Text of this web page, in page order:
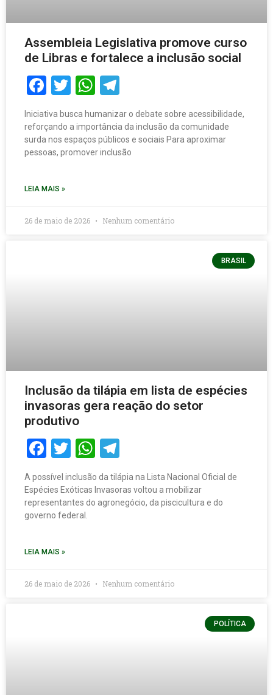
Assembleia Legislativa promove curso
de Libras e fortalece a inclusão social
Facebook
TwitterWhatsApp
Iniciativa busca humanizar o debate sobre acessibilidade,
reforçando a importância da inclusão da comunidade
surda nos espaços públicos e sociais Para aproximar
pessoas, promover inclusão
LEIA MAIS »
26 de maio de 2026 Nenhum comentário
BRASIL
Inclusão da tilápia em lista de espécies
invasoras gera reação do setor
produtivo
Facebook
TwitterWhatsApp
A possível inclusão da tilápia na Lista Nacional Oficial de
Espécies Exóticas Invasoras voltou a mobilizar
representantes do agronegócio, da piscicultura e do
governo federal.
LEIA MAIS »
26 de maio de 2026 Nenhum comentário
POLÍTICA